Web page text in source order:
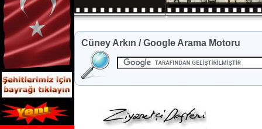
Cüney Arkın / Google Arama Motoru